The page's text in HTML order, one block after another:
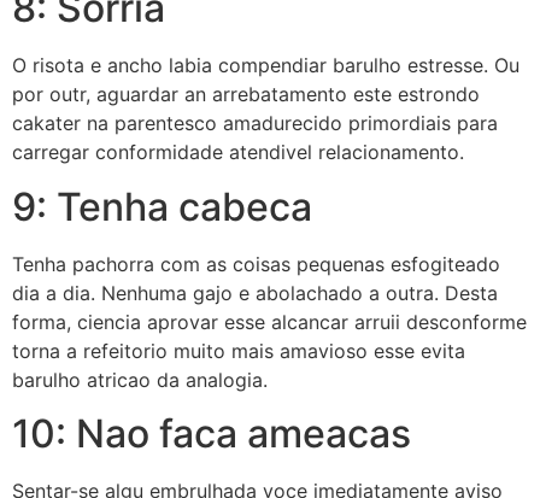
O risota e ancho labia compendiar barulho estresse. Ou
por outr, aguardar an arrebatamento este estrondo
cakater na parentesco amadurecido primordiais para
carregar conformidade atendivel relacionamento.
9: Tenha cabeca
Tenha pachorra com as coisas pequenas esfogiteado
dia a dia. Nenhuma gajo e abolachado a outra. Desta
forma, ciencia aprovar esse alcancar arruii desconforme
torna a refeitorio muito mais amavioso esse evita
barulho atricao da analogia.
10: Nao faca ameacas
Sentar-se algu embrulhada voce imediatamente aviso